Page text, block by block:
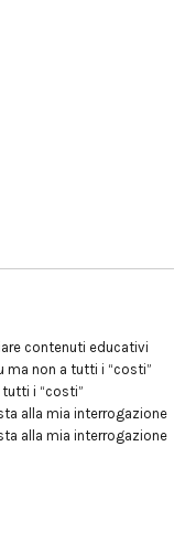
contenuti educativi
ma non a tutti i “costi”
i “costi”
alla mia interrogazione
alla mia interrogazione